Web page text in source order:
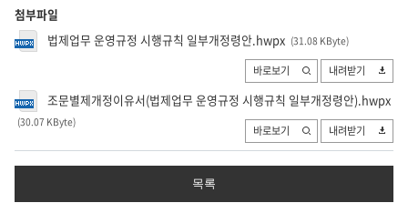
첨부파일
법제업무 운영규정 시행규칙 일부개정령안.hwpx (31.08 KByte)
바로보기 내려받기
조문별제개정이유서(법제업무 운영규정 시행규칙 일부개정령안).hwpx
(30.07 KByte)
바로보기 내려받기
목록